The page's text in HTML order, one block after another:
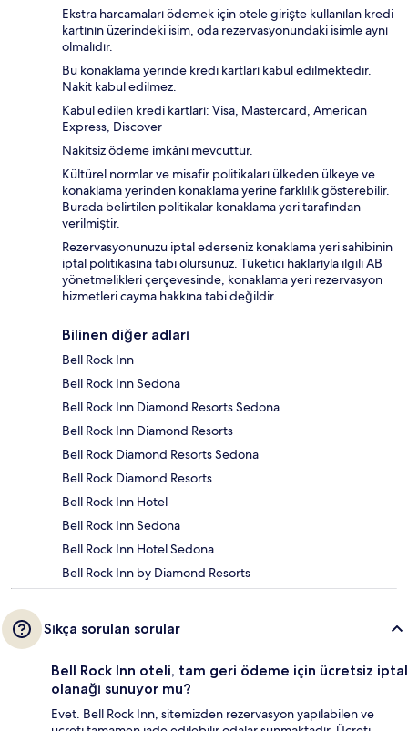
Ekstra harcamaları ödemek için otele girişte kullanılan kredi
kartının üzerindeki isim, oda rezervasyonundaki isimle aynı
olmalıdır.
Bu konaklama yerinde kredi kartları kabul edilmektedir.
Nakit kabul edilmez.
Kabul edilen kredi kartları: Visa, Mastercard, American
Express, Discover
Nakitsiz ödeme imkânı mevcuttur.
Kültürel normlar ve misafir politikaları ülkeden ülkeye ve
konaklama yerinden konaklama yerine farklılık gösterebilir.
Burada belirtilen politikalar konaklama yeri tarafından
verilmiştir.
Rezervasyonunuzu iptal ederseniz konaklama yeri sahibinin
iptal politikasına tabi olursunuz. Tüketici haklarıyla ilgili AB
yönetmelikleri çerçevesinde, konaklama yeri rezervasyon
hizmetleri cayma hakkına tabi değildir.
Bilinen diğer adları
Bell Rock Inn
Bell Rock Inn Sedona
Bell Rock Inn Diamond Resorts Sedona
Bell Rock Inn Diamond Resorts
Bell Rock Diamond Resorts Sedona
Bell Rock Diamond Resorts
Bell Rock Inn Hotel
Bell Rock Inn Sedona
Bell Rock Inn Hotel Sedona
Bell Rock Inn by Diamond Resorts
Sıkça sorulan sorular
Bell Rock Inn oteli, tam geri ödeme için ücretsiz iptal
olanağı sunuyor mu?
Evet. Bell Rock Inn, sitemizden rezervasyon yapılabilen ve